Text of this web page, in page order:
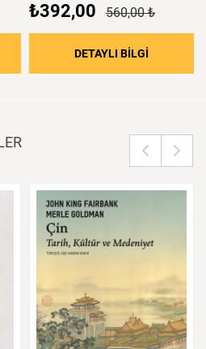
Alman Edebiyatı
₺392,00 560,00 ₺
DETAYLI BİLGİ